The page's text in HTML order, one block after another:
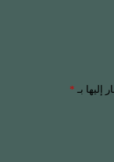
إليها بـ *